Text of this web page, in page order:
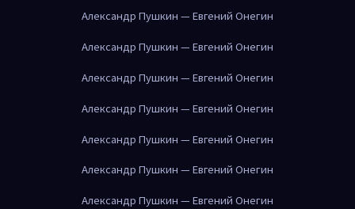
Александр Пушкин — Евгений Онегин
Александр Пушкин — Евгений Онегин
Александр Пушкин — Евгений Онегин
Александр Пушкин — Евгений Онегин
Александр Пушкин — Евгений Онегин
Александр Пушкин — Евгений Онегин
Александр Пушкин — Евгений Онегин